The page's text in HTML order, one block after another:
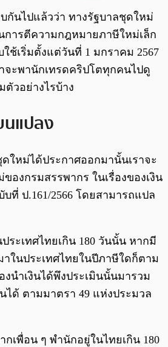
0:00
กันไปแล้วว่า ทางรัฐบาลชุดใหม่
การตีความกฎหมายภาษีใหม่เล็ก
ช้เริ่มตั้งแต่วันที่ 1 มกราคม 2567
จะพานักเทรดคริปโตทุกคนไปดู
ตัวอย่างไรบ้าง
นแปลง
ใหม่ได้ประกาศออกมานั้นเราจะ
องกรมสรรพากร ในเรื่องของเงิน
บที่ ป.161/2566 โดยสามารถแปล
ะเทศไทยเกิน 180 วันนั้น หากมี
าในประเทศไทยในปีภาษีใดก็ตาม
นำเงินได้พึงประเมินนั้นมารวม
ได้ ตามมาตรา 49 แห่งประมวล
เพื่อน ๆ พำนักอยู่ในไทยเกิน 180